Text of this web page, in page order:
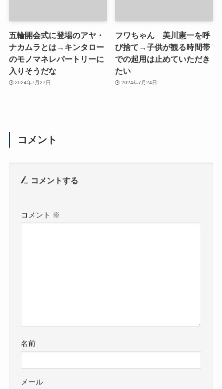
五輪開会式に登場のアヤ・
ナカムラとは→キンタロー
のモノマネレパートリーに
入りそうだな
2024年7月27日
フワちゃん 美川憲一を呼
び捨て→子供が観る時間帯
での起用は止めていただき
たい
2024年7月24日
コメント
コメントする
コメント ※
名前
メール